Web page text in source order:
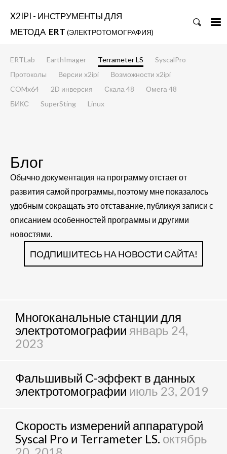
X2IPI - ИНСТРУМЕНТЫ ДЛЯ
МЕТОДА ERT (ЭЛЕКТРОТОМОГРАФИЯ)
ERTLab EarthImager Terrameter LS
SyscalPro
Протоколы
Версии x2ipi
Возможности x2ipi
COMx64
2D инверсия Скала 48
Омега 48
БИКС
SuperSting Linux
Блог
Обычно документация на программу отстает от
развития самой программы, поэтому мне показалось
удобным сокращать это отставание, публикуя записи с
описанием особенностей программы и другими
новостями.
ПОДПИШИТЕСЬ НА НОВОСТИ САЙТА!
Многоканальные станции для
электротомографии январь 24,
2023
Фальшивый С-эффект в данных
электротомографии июль 23, 2019
Скорость измерений аппаратурой
Syscal Pro и Terrameter LS. октябрь